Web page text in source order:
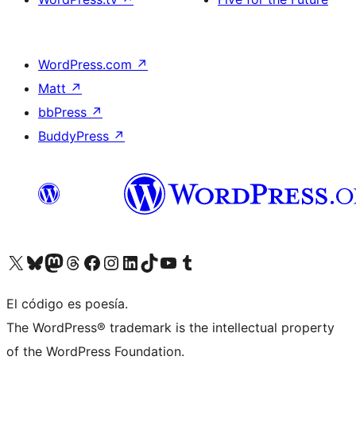
WordPress.com ↗
Matt ↗
bbPress ↗
BuddyPress ↗
Visitá nuestra cuenta de X (anteriormente Twitter)
Visitá nuestra cuenta de Bluesky
Visitá nuestra cuenta de Mastodon
Visitá nuestra cuenta de Threads
Visitá nuestra página de Facebook
Visitá nuestra cuenta de Instagram
Visitá nuestra cuenta de LinkedIn
Visitá nuestra cuenta de TikTok
Visitá nuestro canal de YouTube
Visitá nuestra cuenta de Tumblr
El código es poesía.
The WordPress® trademark is the intellectual property
of the WordPress Foundation.